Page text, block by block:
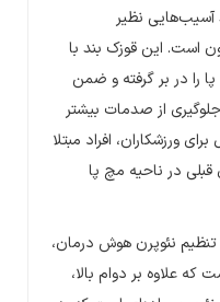
نظیر
است. این قوزک بند با
را در بر گرفته و ضمن
از صدمات بیشتر
ورزشکاران، افراد مبتلا
در ناحیه مچ پا
تنظیم نئوپرن هوش درمان،
که علاوه بر دوام بالا،